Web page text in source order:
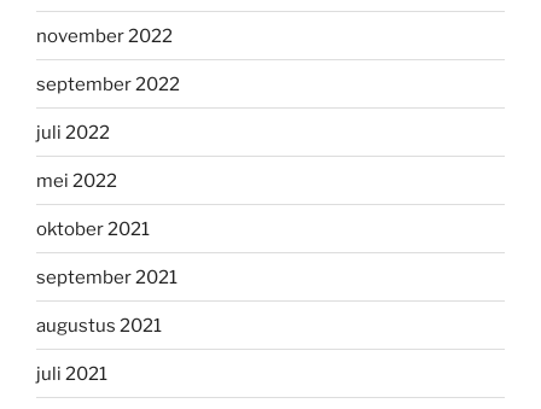
november 2022
september 2022
juli 2022
mei 2022
oktober 2021
september 2021
augustus 2021
juli 2021